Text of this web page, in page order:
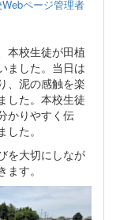
ページ管理者
本校生徒が田植
ました。当日は
、泥の感触を楽
した。本校生徒
かりやすく伝
た。
を大切にしなが
す。